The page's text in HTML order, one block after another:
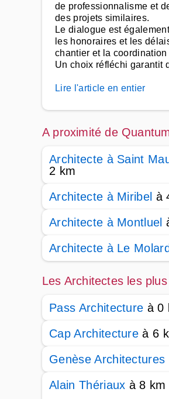
de professionnalisme et
des projets similaires.
Le dialogue est
les honoraires et les
chantier et la
Un choix réfléchi garantit
Lire l'article en entier
A proximité de
Architecte à Saint
2 km
Architecte à Miribel à
Architecte à Montluel
Architecte à Le Molard
Les Architectes les
Pass Architecture à 0
Cap Architecture à 6
Genèse Architectures
Alain Thériaux à 8 km